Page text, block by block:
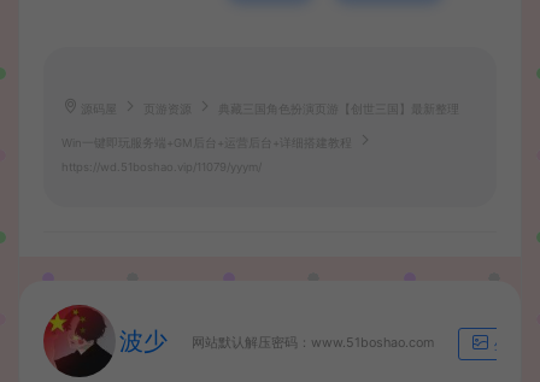
页游资源 典藏三国角色扮演页游【创世三国】最新整理
Win一键即玩服务端+GM后台+运营后台+详细搭建教程
https://wd.51boshao.vip/11079/yyym/
波少 网站默认解压密码：www.51boshao.com 生成海